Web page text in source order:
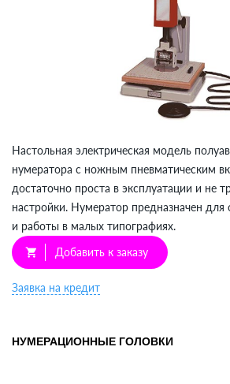
Настольная электрическая модель
нумератора с ножным пневматическим
достаточно проста в эксплуатации и не
настройки. Нумератор предназначен
и работы в малых типографиях.
shopping_cart Добавить к заказу
Заявка на кредит
НУМЕРАЦИОННЫЕ ГОЛОВКИ